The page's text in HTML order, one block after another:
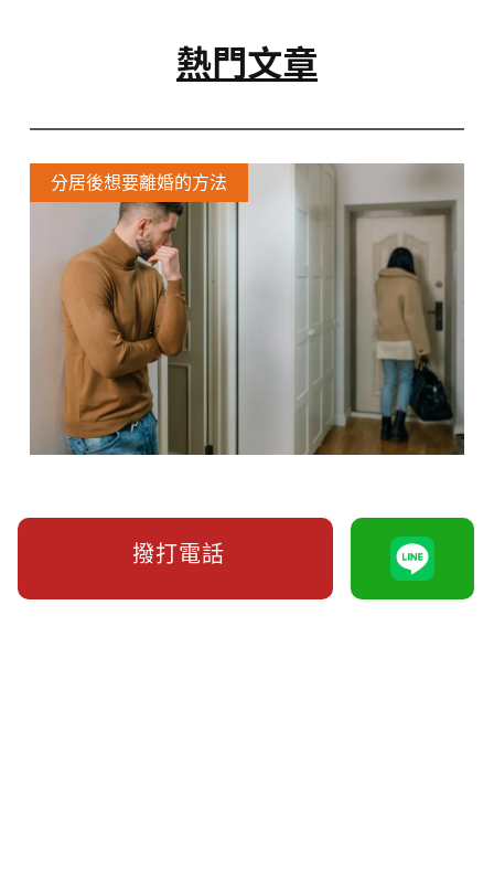
熱門文章
分居後想要離婚的方法
撥打電話